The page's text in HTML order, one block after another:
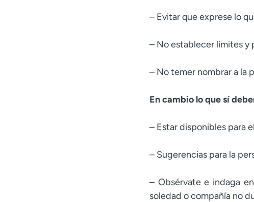
– Evitar que exprese lo
– No establecer límites y
– No temer nombrar a la
En cambio lo que sí
– Estar disponibles para
– Sugerencias para la
– Obsérvate e indaga
soledad o compañía no